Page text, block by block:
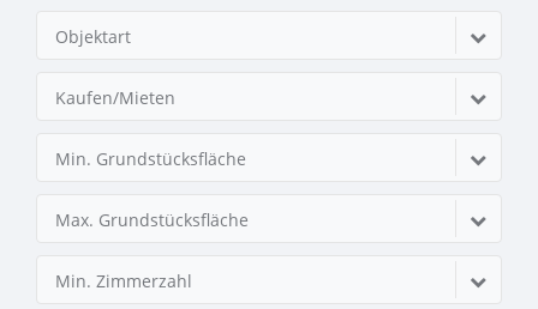
Objektart
Kaufen/Mieten
Min. Grundstücksfläche
Max. Grundstücksfläche
Min. Zimmerzahl